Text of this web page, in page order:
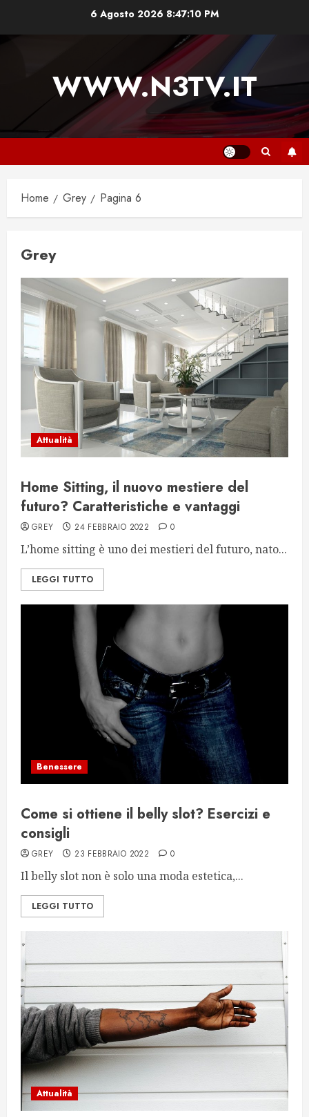
6 Agosto 20268:47:11 PM
WWW.N3TV.IT
Home Grey Pagina 6
Grey
Attualità
Home Sitting, il nuovo mestiere del
futuro? Caratteristiche e vantaggi
GREY 24 FEBBRAIO 2022 0
L’home sitting è uno dei mestieri del futuro, nato...
LEGGI TUTTO
Benessere
Come si ottiene il belly slot? Esercizi e
consigli
GREY 23 FEBBRAIO 2022 0
Il belly slot non è solo una moda estetica,...
LEGGI TUTTO
Attualità